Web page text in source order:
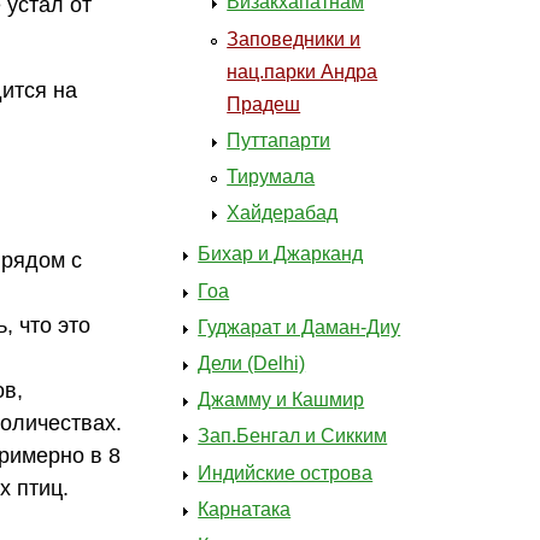
на
с
что это
в 8
птиц.
Заповедники и
нац.парки Андра
Прадеш
Путтапарти
Тирумала
Хайдерабад
Бихар и Джарканд
Гоа
Гуджарат и Даман-Диу
Дели (Delhi)
Джамму и Кашмир
Зап.Бенгал и Сикким
Индийские острова
Карнатака